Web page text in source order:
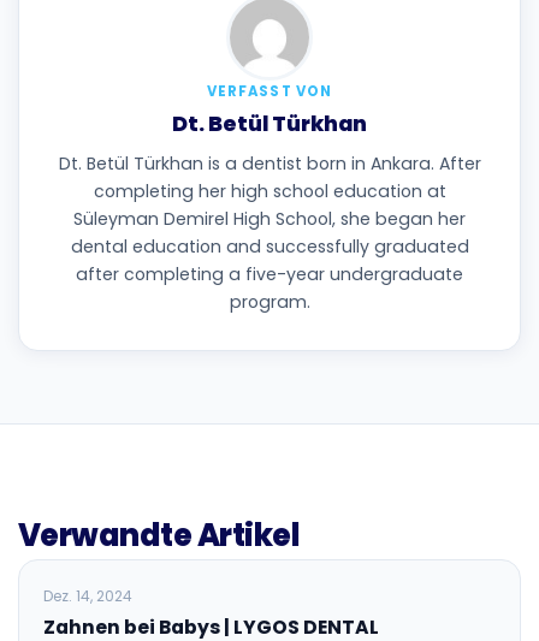
VERFASST VON
Dt. Betül Türkhan
Dt. Betül Türkhan is a dentist born in Ankara. After
completing her high school education at
Süleyman Demirel High School, she began her
dental education and successfully graduated
after completing a five-year undergraduate
program.
Verwandte Artikel
BLOG
Dez. 14, 2024
Zahnen bei Babys | LYGOS DENTAL